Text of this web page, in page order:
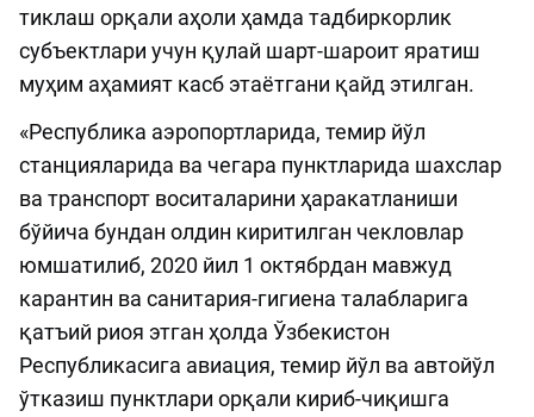
тиклаш орқали аҳоли ҳамда тадбиркорлик
субъектлари учун қулай шарт-шароит яратиш
муҳим аҳамият касб этаётгани қайд этилган.
«Республика аэропортларида, темир йўл
станцияларида ва чегара пунктларида шахслар
ва транспорт воситаларини ҳаракатланиши
бўйича бундан олдин киритилган чекловлар
юмшатилиб, 2020 йил 1 октябрдан мавжуд
карантин ва санитария-гигиена талабларига
қатъий риоя этган ҳолда Ўзбекистон
Республикасига авиация, темир йўл ва автойўл
ўтказиш пунктлари орқали кириб-чиқишга